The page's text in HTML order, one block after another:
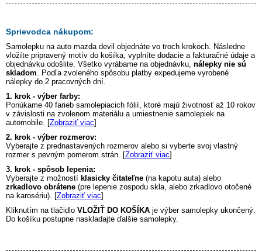
Sprievodca nákupom:
Samolepku na auto mazda devil objednáte vo troch krokoch. Následne
vložíte pripravený motív do košíka, vyplníte dodacie a fakturačné údaje a
objednávku odošlite. Všetko vyrábame na objednávku, nálepky nie sú
skladom . Podľa zvoleného spôsobu platby expedujeme vyrobené
nálepky do 2 pracovných dní.
1. krok - výber farby:
Ponúkame 40 farieb samolepiacich fólií, ktoré majú životnosť až 10 rokov
v závislosti na zvolenom materiálu a umiestnenie samolepiek na
automobile. [Zobraziť viac]
2. krok - výber rozmerov:
Vyberajte z prednastavených rozmerov alebo si vyberte svoj vlastný
rozmer s pevným pomerom strán. [Zobraziť viac]
3. krok - spôsob lepenia:
Vyberajte z možností klasicky čitateľne (na kapotu auta) alebo
zrkadlovo obrátene (pre lepenie zospodu skla, alebo zrkadlovo otočené
na karosériu). [Zobraziť viac]
Kliknutím na tlačidlo VLOŽIŤ DO KOŠÍKA je výber samolepky ukončený.
Do košíku postupne naskladajte ďalšie samolepky.